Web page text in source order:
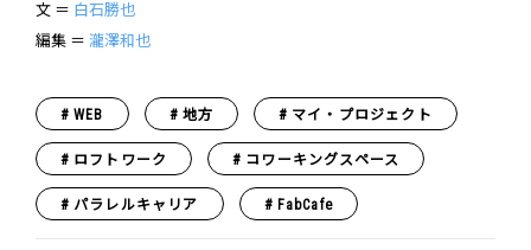
文 ＝ 白石勝也
編集 ＝ 瀧澤和也
WEB 地方 マイ・プロジェクト
ロフトワーク コワーキングスペース
パラレルキャリア FabCafe